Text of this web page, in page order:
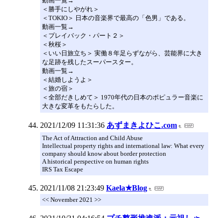
＜勝手にしやがれ＞
＜TOKIO＞ 日本の音楽界で最高の「色男」である。
動画一覧→
＜プレイバック・パート２＞
＜秋桜＞
＜いい日旅立ち＞ 実働８年足らずながら、芸能界に大き
な足跡を残したスーパースター。
動画一覧→
＜結婚しようよ＞
＜旅の宿＞
＜全部だきしめて＞ 1970年代の日本のポピュラー音楽に
大きな変革をもたらした。
2021/12/09 11:31:36 あずまきよひこ.com
The Act of Attraction and Child Abuse
Intellectual property rights and international law: What every
company should know about border protection
A historical perspective on human rights
IRS Tax Escape
2021/11/08 21:23:49 Kaela★Blog
<< November 2021 >>